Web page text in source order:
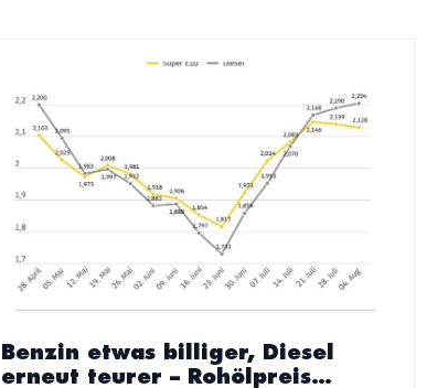
Benzin etwas billiger, Diesel
erneut teurer – Rohölpreis